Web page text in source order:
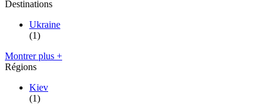
Destinations
Ukraine
(1)
Montrer plus +
Régions
Kiev
(1)